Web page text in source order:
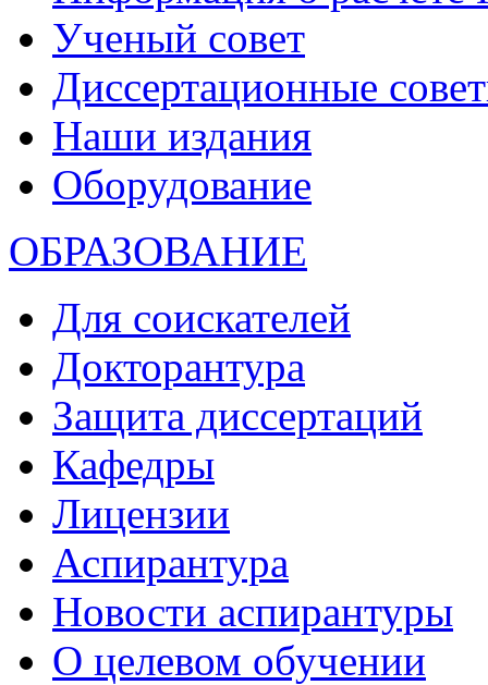
Ученый совет
Диссертационные
Наши издания
Оборудование
ОБРАЗОВАНИЕ
Для соискателей
Докторантура
Защита диссертаций
Кафедры
Лицензии
Аспирантура
Новости аспирантуры
О целевом обучении